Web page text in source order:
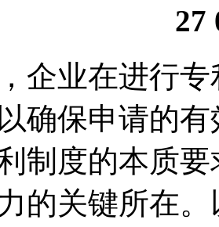
27
企业在进行
确保申请的
制度的本质
的关键所在。